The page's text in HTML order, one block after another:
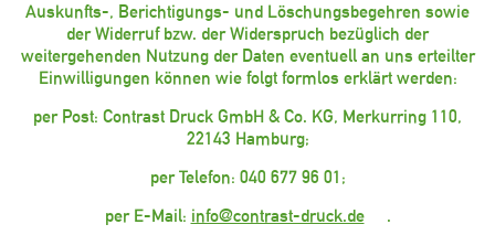
Auskunfts-, Berichtigungs- und Löschungsbegehren sowie
der Widerruf bzw. der Widerspruch bezüglich der
weitergehenden Nutzung der Daten eventuell an uns erteilter
Einwilligungen können wie folgt formlos erklärt werden:
per Post: Contrast Druck GmbH & Co. KG, Merkurring 110,
22143 Hamburg;
per Telefon: 040 677 96 01;
per E-Mail: info@contrast-druck.de .